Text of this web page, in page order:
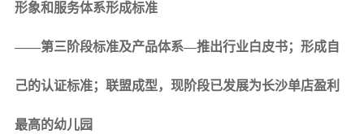
形象和服务体系形成标准
——第三阶段标准及产品体系—推出行业白皮书；形成自
己的认证标准；联盟成型，现阶段已发展为长沙单店盈利
最高的幼儿园